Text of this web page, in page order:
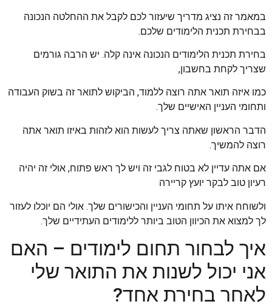
במאמר זה נציג מדריך שיעזור לכם לקבל את ההחלטה הנכונה
בבחירת תכנית הלימודים שלכם.
בחירת תכנית הלימודים הנכונה אינה קלה. יש הרבה גורמים
שצריך לקחת בחשבון,
כמו איזה תואר אתה רוצה ללמוד, הביקוש לתואר זה בשוק העבודה
ותחומי העניין האישיים שלך.
הדבר הראשון שאתה צריך לעשות הוא לזהות באיזו תואר אתה
רוצה להמשיך.
אם אתה עדיין לא בטוח לגבי זה ויש לך ראש פתוח, אולי זה יהיה
רעיון טוב לבקר יועץ קריירה
ולשוחח איתו על תחומי העניין והכישורים שלך. אולי הם יוכלו לעזור
לך למצוא את הכיוון הטוב ביותר ללימודים העתידיים שלך.
איך לבחור תחום לימודים – האם
אני יכול לשנות את התואר שלי
לאחר בחירת אחד?